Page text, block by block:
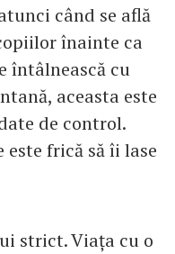
când se află
înainte ca
întâlnească cu
aceasta este
de control.
frică să îi lase
strict. Viața cu o